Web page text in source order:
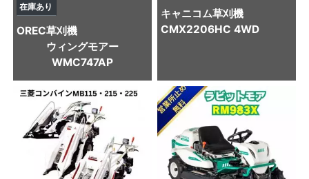
在庫あり
OREC草刈機
ウィングモアー
WMC747AP
キャニコム草刈機
CMX2206HC 4WD